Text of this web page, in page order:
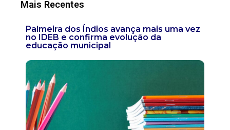
Mais Recentes
Palmeira dos Índios avança mais uma vez
no IDEB e confirma evolução da
educação municipal